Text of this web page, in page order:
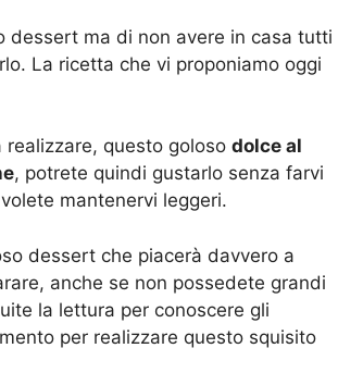
dessert ma di non avere in casa tutti
La ricetta che vi proponiamo oggi
realizzare, questo goloso dolce al
, potrete quindi gustarlo senza farvi
mantenervi leggeri.
dessert che piacerà davvero a
anche se non possedete grandi
la lettura per conoscere gli
per realizzare questo squisito